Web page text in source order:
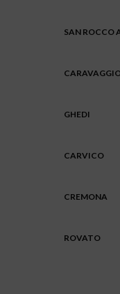
SAN ROCCO
GHEDI
CARVICO
CREMONA
ROVATO